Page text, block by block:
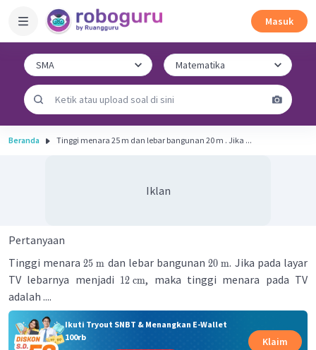
Masuk
Beranda Tinggi menara 25 m dan lebar bangunan 20 m . Jika ...
Iklan
Pertanyaan
Tinggi menara25 m dan lebar bangunan20 m. Jika pada layar
TV lebarnya menjadi 12 cm, maka tinggi menara pada TV
adalah ....
Ikuti Tryout SNBT & Menangkan E-Wallet
100rb
Klaim